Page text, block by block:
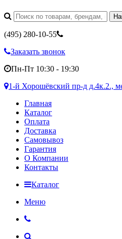
(495) 280-10-55
Заказать звонок
Пн-Пт 10:30 - 19:30
1-й Хорошёвский пр-д д.4к.2.,
Главная
Каталог
Оплата
Доставка
Самовывоз
Гарантия
О Компании
Контакты
Каталог
Меню